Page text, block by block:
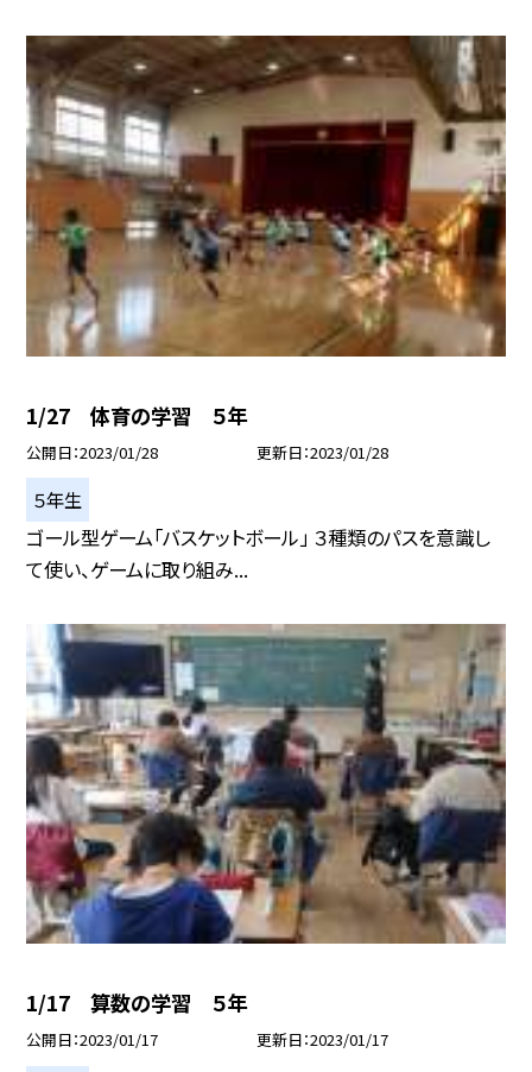
1/27 体育の学習 ５年
公開日 2023/01/28 更新日 2023/01/28
５年生
ゴール型ゲーム「バスケットボール」 ３種類のパスを意識し
て使い、ゲームに取り組み...
1/17 算数の学習 ５年
公開日 2023/01/17 更新日 2023/01/17